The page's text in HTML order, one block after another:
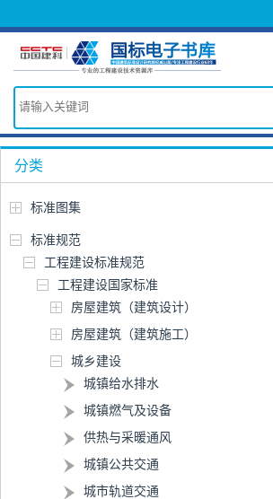
分类
标准图集
标准规范
工程建设标准规范
工程建设国家标准
房屋建筑（建筑设计）
房屋建筑（建筑施工）
城乡建设
城镇给水排水
城镇燃气及设备
供热与采暖通风
城镇公共交通
城市轨道交通